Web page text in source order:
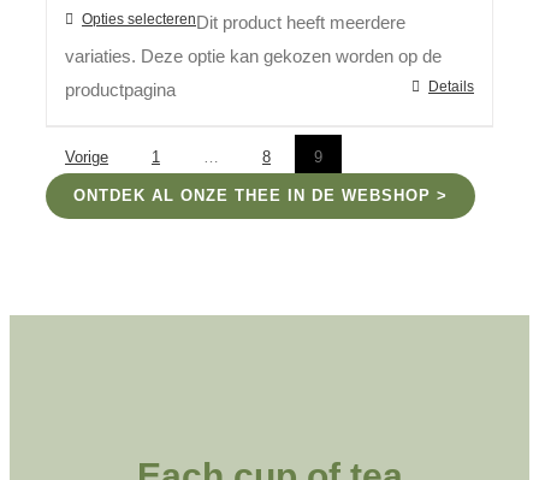
Opties selecterenDit product heeft meerdere
variaties. Deze optie kan gekozen worden op de
productpagina
Details
Vorige 1 … 8 9
ONTDEK AL ONZE THEE IN DE WEBSHOP >